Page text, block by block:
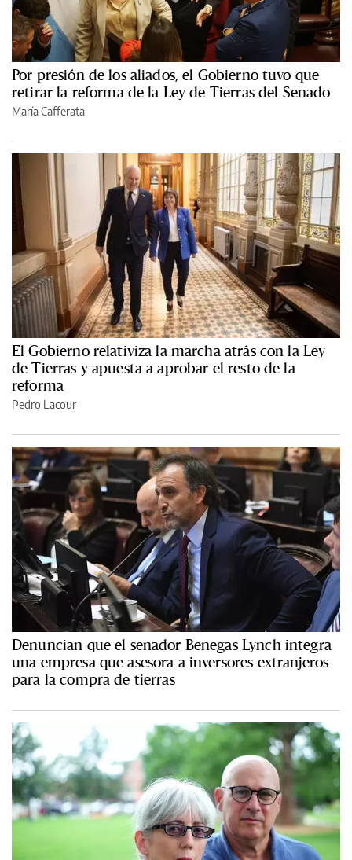
Por presión de los aliados, el Gobierno tuvo que
retirar la reforma de la Ley de Tierras del Senado
María Cafferata
El Gobierno relativiza la marcha atrás con la Ley
de Tierras y apuesta a aprobar el resto de la
reforma
Pedro Lacour
Denuncian que el senador Benegas Lynch integra
una empresa que asesora a inversores extranjeros
para la compra de tierras